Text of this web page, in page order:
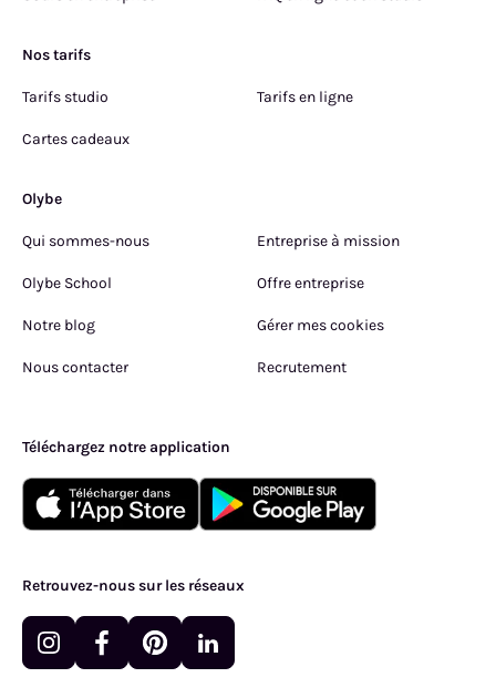
Nos tarifs
Tarifs studio Tarifs en ligne
Cartes cadeaux
Olybe
Qui sommes-nous Entreprise à mission
Olybe School Offre entreprise
Notre blog Gérer mes cookies
Nous contacter Recrutement
Téléchargez notre application
Retrouvez-nous sur les réseaux